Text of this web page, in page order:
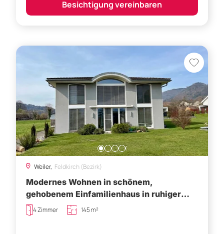
Weiler,Feldkirch (Bezirk)
Modernes Wohnen in schönem,
Lage in Weiler!
4 Zimmer 145 m²